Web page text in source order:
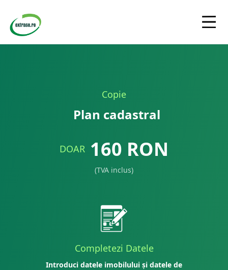
Copie
Plan cadastral
DOAR 160 RON
(TVA inclus)
Completezi Datele
Introduci datele imobilului și datele de